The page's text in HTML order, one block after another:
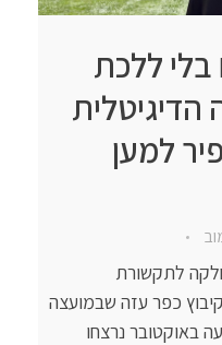
ללכת
הדיגיטלית
למען
במחלקה לתקשורת
כפר עזה שבמועצה
באוקטובר נרצחו